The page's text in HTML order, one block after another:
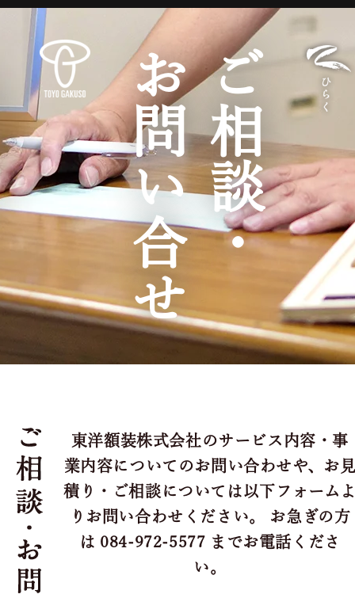
ご相談・
お問い合せ
東洋額装株式会社のサービス内容・事
業内容についてのお問い合わせや、お
積り・ご相談については以下フォーム
りお問い合わせください。 お急ぎの方
は 084-972-5577 までお電話くださ
い。